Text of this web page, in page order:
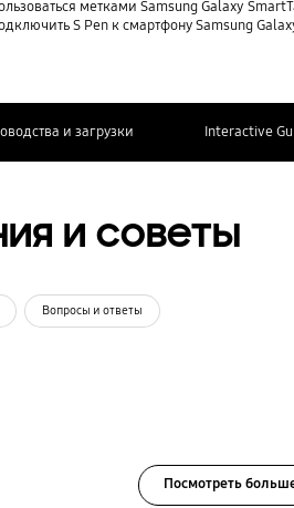
метками Samsung Galaxy
S Pen к смартфону Samsung
и загрузки Interactive
и советы
Вопросы и ответы
Посмотреть